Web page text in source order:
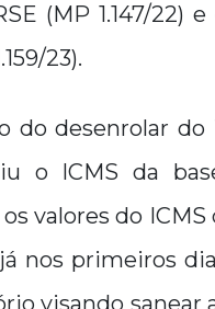
(MP 1.147/22)
23).
do desenrolar do
o ICMS da
valores do ICMS
nos primeiros
visando sanear